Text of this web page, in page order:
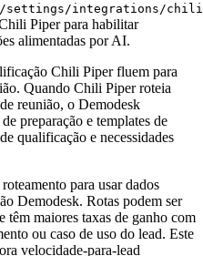
settings/integrations/
Piper para habilitar
alimentadas por AI.
Chili Piper fluem para
Quando Chili Piper roteia
reunião, o Demodesk
preparação e templates de
qualificação e necessidades
para usar dados
Demodesk. Rotas podem ser
têm maiores taxas de ganho com
ou caso de uso do lead. Este
velocidade-para-lead